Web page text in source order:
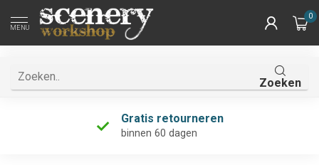
MENU
0
Zoeken
Gratis retourneren
binnen 60 dagen